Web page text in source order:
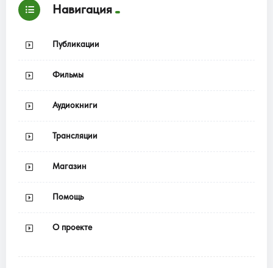
Навигация
Публикации
Фильмы
Аудиокниги
Трансляции
Магазин
Помощь
О проекте